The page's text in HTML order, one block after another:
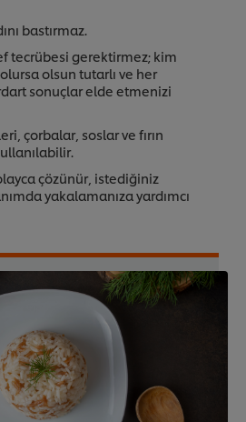
bastırmaz.
tecrübesi gerektirmez; kim
olsun tutarlı ve her
sonuçlar elde etmenizi
çorbalar, soslar ve fırın
çözünür, istediğiniz
yakalamanıza yardımcı